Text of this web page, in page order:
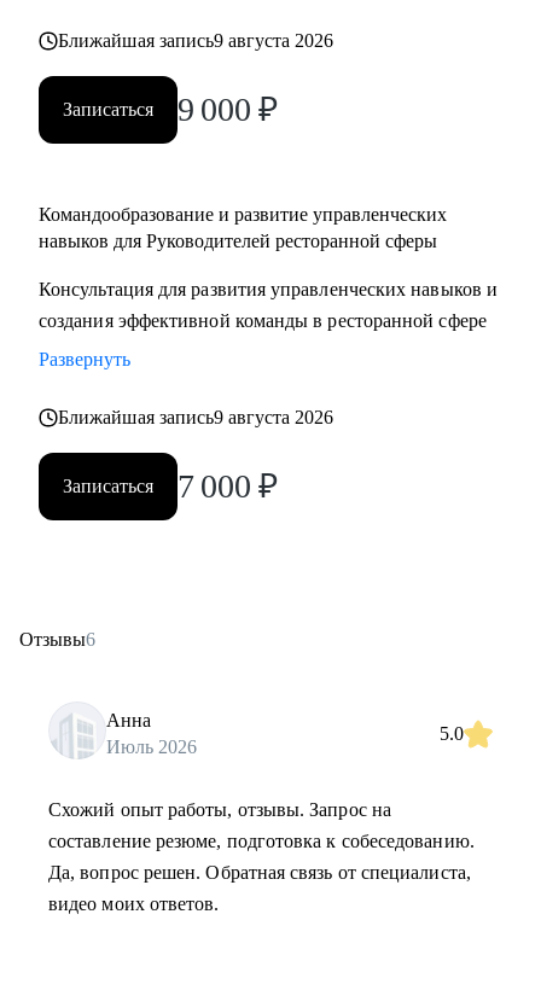
Ближайшая запись9 августа 2026
Записаться 9 000 ₽
Командообразование и развитие управленческих
навыков для Руководителей ресторанной сферы
Консультация для развития управленческих навыков и
создания эффективной команды в ресторанной сфере
Развернуть
Ближайшая запись9 августа 2026
Записаться 7 000 ₽
Отзывы6
Анна
Июль 2026
5.0
Схожий опыт работы, отзывы. Запрос на
составление резюме, подготовка к собеседованию.
Да, вопрос решен. Обратная связь от специалиста,
видео моих ответов.